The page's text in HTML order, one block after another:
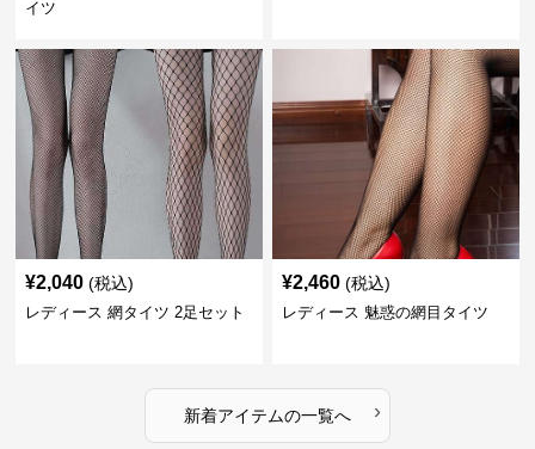
イツ
¥2,040 (税込)
レディース 網タイツ 2足セット
¥2,460 (税込)
レディース 魅惑の網目タイツ
新着アイテムの一覧へ ›